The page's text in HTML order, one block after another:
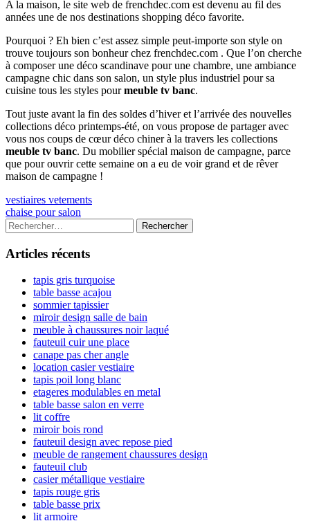
A la maison, le site web de frenchdec.com est devenu au fil des
années une de nos destinations shopping déco favorite.
Pourquoi ? Eh bien c’est assez simple peut-importe son style on
trouve toujours son bonheur chez frenchdec.com . Que l’on cherche
à composer une déco scandinave pour une chambre, une ambiance
campagne chic dans son salon, un style plus industriel pour sa
cuisine tous les styles pourmeuble tv banc.
Tout juste avant la fin des soldes d’hiver et l’arrivée des nouvelles
collections déco printemps-été, on vous propose de partager avec
vous nos coups de cœur déco chiner à la travers les collections
meuble tv banc. Du mobilier spécial maison de campagne, parce
que pour ouvrir cette semaine on a eu de voir grand et de rêver
maison de campagne !
Navigation
de
l’article
Previous
article:
vestiaires vetements
Next
article:
chaise pour salon
Colonne
latérale
principale
Rechercher :
Articles récents
tapis gris turquoise
table basse acajou
sommier tapissier
miroir design salle de bain
meuble à chaussures noir laqué
fauteuil cuir une place
canape pas cher angle
location casier vestiaire
tapis poil long blanc
etageres modulables en metal
table basse salon en verre
lit coffre
miroir bois rond
fauteuil design avec repose pied
meuble de rangement chaussures design
fauteuil club
casier métallique vestiaire
tapis rouge gris
table basse prix
lit armoire